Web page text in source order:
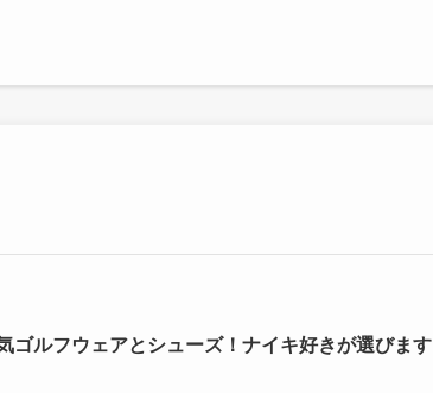
ゴルフウェアとシューズ！ナイキ好きが選びます